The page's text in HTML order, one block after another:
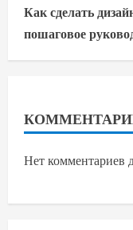
Как сделать
пошаговое
Нет комментариев